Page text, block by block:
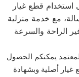
قطع غيار
مع خدمة منزلية
الراحة والسرعة
يمكنكم الحصول
غيار أصلية وبشهادة